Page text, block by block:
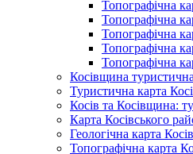
Топографічна
Топографічна
Топографічна
Топографічна
Топографічна
Косівщина туристична
Туристична карта
Косів та Косівщина:
Карта Косівського
Геологічна карта
Топографічна карта